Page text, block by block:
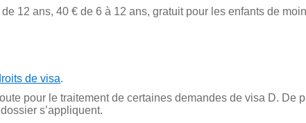
12 ans, 40 € de 6 à 12 ans, gratuit pour les enfants de
de visa.
pour le traitement de certaines demandes de visa D. De
s’appliquent.